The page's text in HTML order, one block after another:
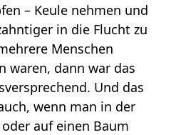
– Keule nehmen und
in die Flucht zu
Menschen
waren, dann war das
Und das
wenn man in der
auf einen Baum